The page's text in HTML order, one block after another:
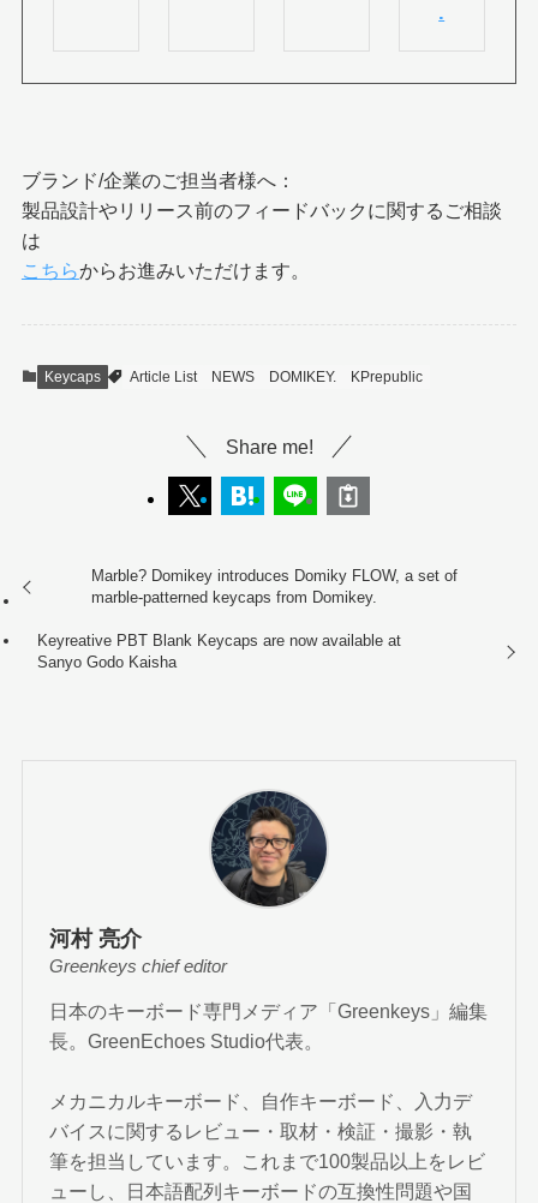
.
ブランド/企業のご担当者様へ：
製品設計やリリース前のフィードバックに関するご相談
は
こちらからお進みいただけます。
Keycaps Article List NEWS DOMIKEY. KPrepublic
Share me!
Marble? Domikey introduces Domiky FLOW, a set of
marble-patterned keycaps from Domikey.
Keyreative PBT Blank Keycaps are now available at
Sanyo Godo Kaisha
河村 亮介
Greenkeys chief editor
日本のキーボード専門メディア「Greenkeys」編集
長。GreenEchoes Studio代表。
メカニカルキーボード、自作キーボード、入力デ
バイスに関するレビュー・取材・検証・撮影・執
筆を担当しています。これまで100製品以上をレビ
ューし、日本語配列キーボードの互換性問題や国